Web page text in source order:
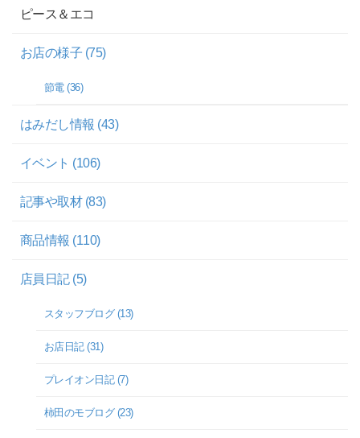
ピース＆エコ
お店の様子 (75)
節電 (36)
はみだし情報 (43)
イベント (106)
記事や取材 (83)
商品情報 (110)
店員日記 (5)
スタッフブログ (13)
お店日記 (31)
プレイオン日記 (7)
柿田のモブログ (23)